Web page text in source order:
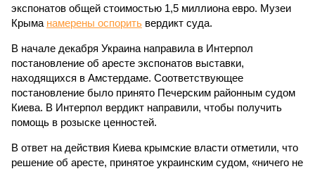
экспонатов общей стоимостью 1,5 миллиона евро. Музеи
Крыма намерены оспорить вердикт суда.
В начале декабря Украина направила в Интерпол
постановление об аресте экспонатов выставки,
находящихся в Амстердаме. Соответствующее
постановление было принято Печерским районным судом
Киева. В Интерпол вердикт направили, чтобы получить
помощь в розыске ценностей.
В ответ на действия Киева крымские власти отметили, что
решение об аресте, принятое украинским судом, «ничего не